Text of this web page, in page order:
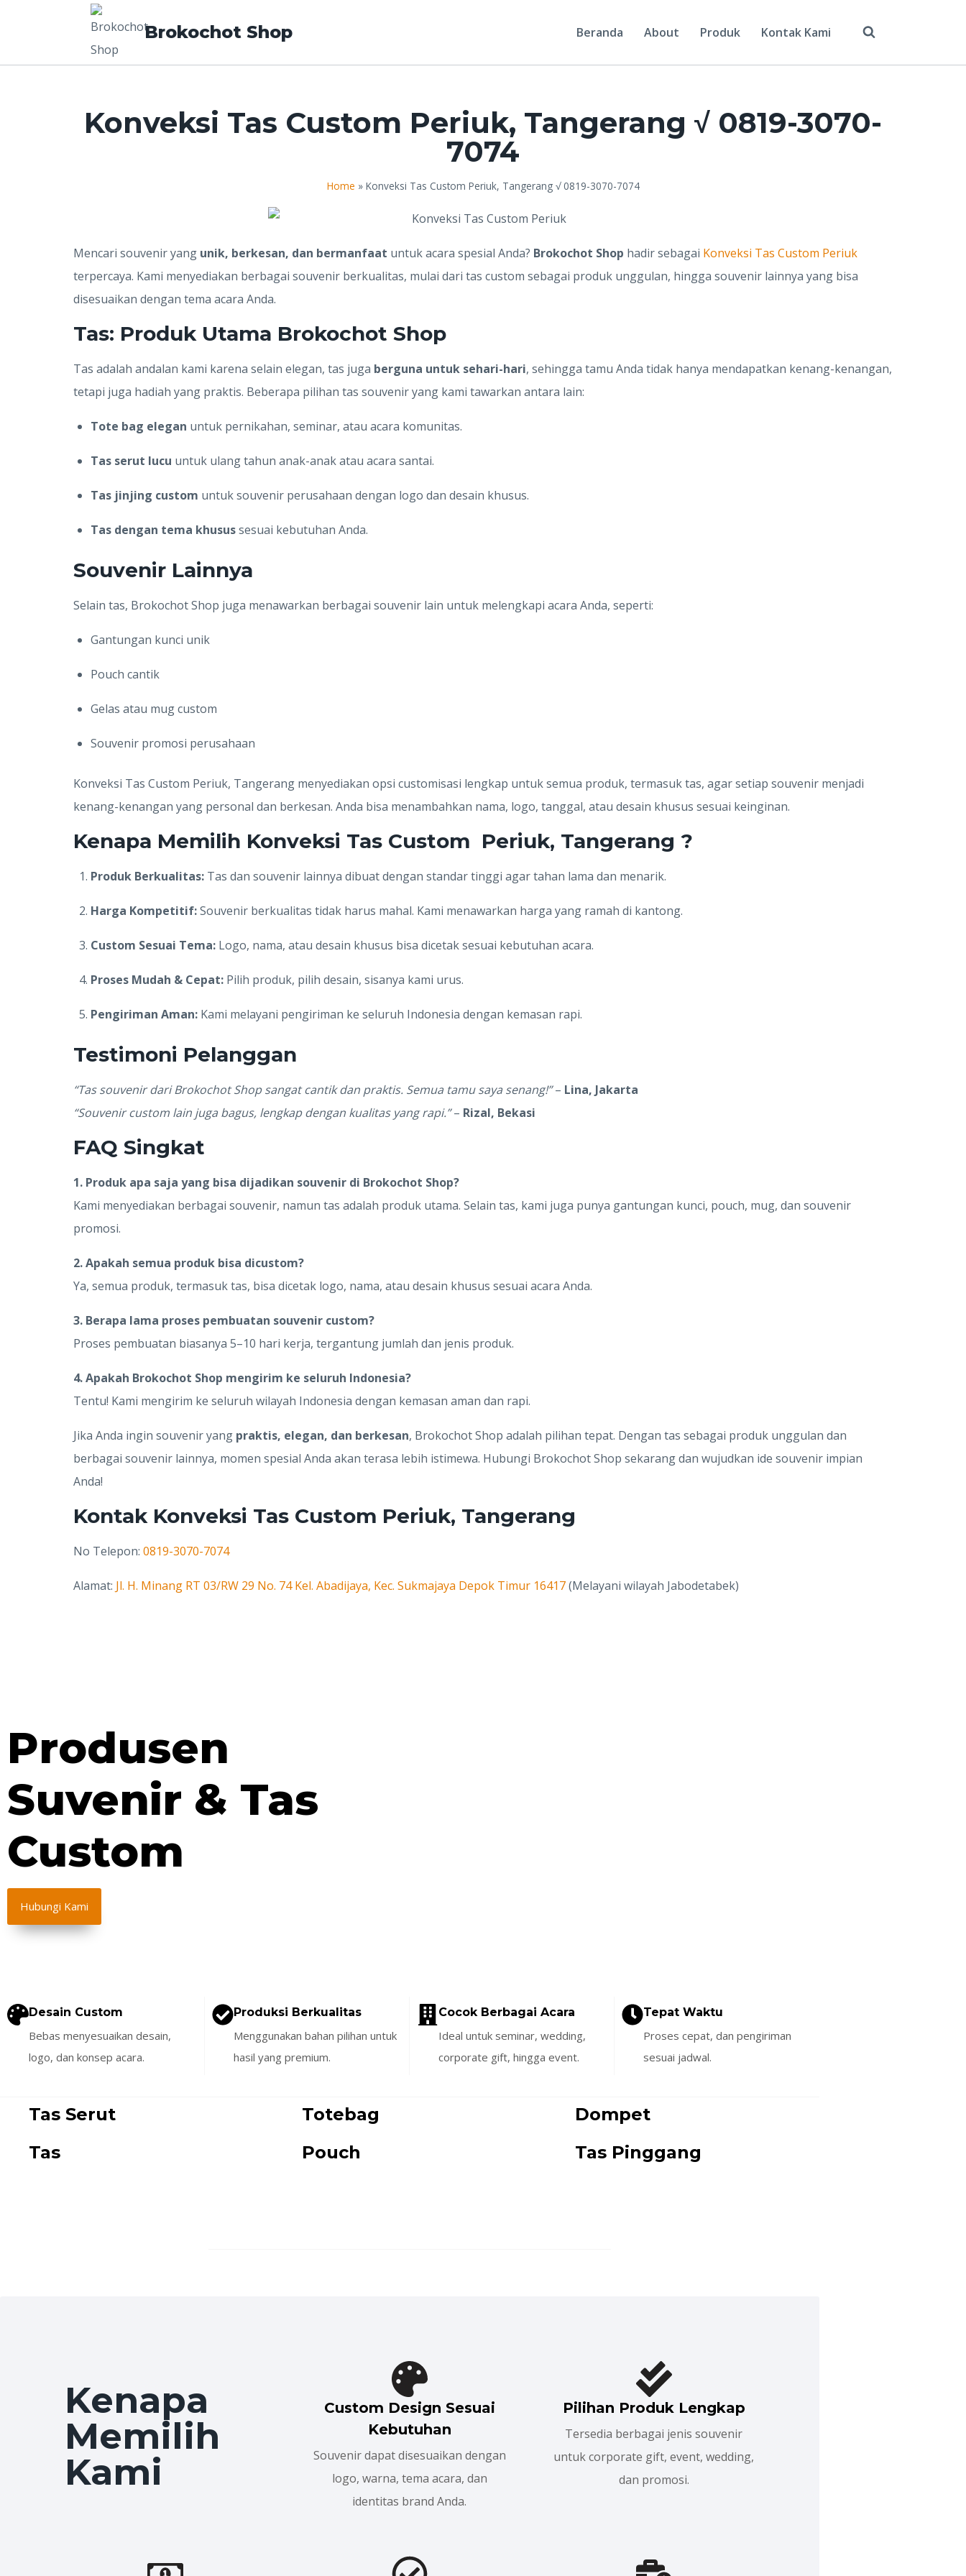
Brokochot Shop Beranda About Produk Kontak Kami
Konveksi Tas Custom Periuk, Tangerang √ 0819-3070-
7074
Home » Konveksi Tas Custom Periuk, Tangerang √ 0819-3070-7074
Mencari souvenir yang unik, berkesan, dan bermanfaat untuk acara spesial Anda? Brokochot Shop hadir sebagai Konveksi Tas Custom Periuk
terpercaya. Kami menyediakan berbagai souvenir berkualitas, mulai dari tas custom sebagai produk unggulan, hingga souvenir lainnya yang bisa
disesuaikan dengan tema acara Anda.
Tas: Produk Utama Brokochot Shop
Tas adalah andalan kami karena selain elegan, tas juga berguna untuk sehari-hari, sehingga tamu Anda tidak hanya mendapatkan kenang-kenangan,
tetapi juga hadiah yang praktis. Beberapa pilihan tas souvenir yang kami tawarkan antara lain:
Tote bag elegan untuk pernikahan, seminar, atau acara komunitas.
Tas serut lucu untuk ulang tahun anak-anak atau acara santai.
Tas jinjing custom untuk souvenir perusahaan dengan logo dan desain khusus.
Tas dengan tema khusussesuai kebutuhan Anda.
Souvenir Lainnya
Selain tas, Brokochot Shop juga menawarkan berbagai souvenir lain untuk melengkapi acara Anda, seperti:
Gantungan kunci unik
Pouch cantik
Gelas atau mug custom
Souvenir promosi perusahaan
Konveksi Tas Custom Periuk, Tangerang menyediakan opsi customisasi lengkap untuk semua produk, termasuk tas, agar setiap souvenir menjadi
kenang-kenangan yang personal dan berkesan. Anda bisa menambahkan nama, logo, tanggal, atau desain khusus sesuai keinginan.
Kenapa Memilih Konveksi Tas Custom Periuk, Tangerang ?
Produk Berkualitas: Tas dan souvenir lainnya dibuat dengan standar tinggi agar tahan lama dan menarik.
Harga Kompetitif:Souvenir berkualitas tidak harus mahal. Kami menawarkan harga yang ramah di kantong.
Custom Sesuai Tema: Logo, nama, atau desain khusus bisa dicetak sesuai kebutuhan acara.
Proses Mudah & Cepat: Pilih produk, pilih desain, sisanya kami urus.
Pengiriman Aman: Kami melayani pengiriman ke seluruh Indonesia dengan kemasan rapi.
Testimoni Pelanggan
“Tas souvenir dari Brokochot Shop sangat cantik dan praktis. Semua tamu saya senang!”– Lina, Jakarta
“Souvenir custom lain juga bagus, lengkap dengan kualitas yang rapi.”– Rizal, Bekasi
FAQ Singkat
1. Produk apa saja yang bisa dijadikan souvenir di Brokochot Shop?
Kami menyediakan berbagai souvenir, namun tas adalah produk utama. Selain tas, kami juga punya gantungan kunci, pouch, mug, dan souvenir
promosi.
2. Apakah semua produk bisa dicustom?
Ya, semua produk, termasuk tas, bisa dicetak logo, nama, atau desain khusus sesuai acara Anda.
3. Berapa lama proses pembuatan souvenir custom?
Proses pembuatan biasanya 5–10 hari kerja, tergantung jumlah dan jenis produk.
4. Apakah Brokochot Shop mengirim ke seluruh Indonesia?
Tentu! Kami mengirim ke seluruh wilayah Indonesia dengan kemasan aman dan rapi.
Jika Anda ingin souvenir yang praktis, elegan, dan berkesan, Brokochot Shop adalah pilihan tepat. Dengan tas sebagai produk unggulan dan
berbagai souvenir lainnya, momen spesial Anda akan terasa lebih istimewa. Hubungi Brokochot Shop sekarang dan wujudkan ide souvenir impian
Anda!
Kontak Konveksi Tas Custom Periuk, Tangerang
No Telepon: 0819-3070-7074
Alamat: Jl. H. Minang RT 03/RW 29 No. 74 Kel. Abadijaya, Kec. Sukmajaya Depok Timur 16417(Melayani wilayah Jabodetabek)
Produsen
Suvenir & Tas
Custom
Hubungi Kami
Desain Custom
Bebas menyesuaikan desain,
logo, dan konsep acara.
Produksi Berkualitas
Menggunakan bahan pilihan untuk
hasil yang premium.
Cocok Berbagai Acara
Ideal untuk seminar, wedding,
corporate gift, hingga event.
Tepat Waktu
Proses cepat, dan pengiriman
sesuai jadwal.
Tas Serut Totebag
Dompet
Tas
Pouch Tas Pinggang
Kenapa
Memilih
Kami
Custom Design Sesuai
Kebutuhan
Souvenir dapat disesuaikan dengan
logo, warna, tema acara, dan
identitas brand Anda.
Pilihan Produk Lengkap
Tersedia berbagai jenis souvenir
untuk corporate gift, event, wedding,
dan promosi.